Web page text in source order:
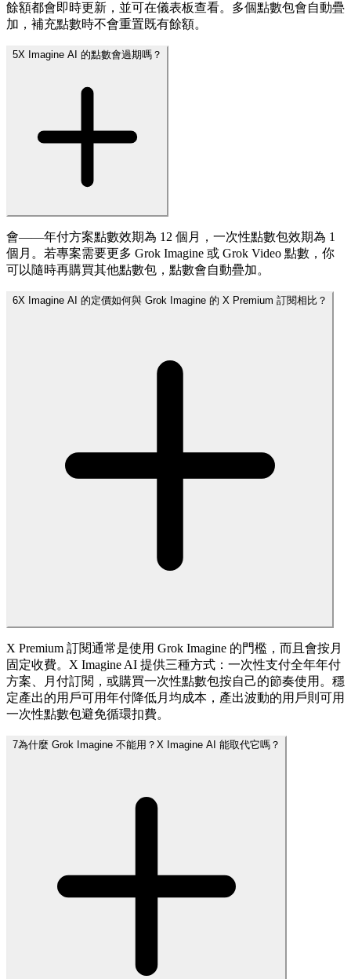
餘額都會即時更新，並可在儀表板查看。多個點數包會自動疊
加，補充點數時不會重置既有餘額。
5X Imagine AI 的點數會過期嗎？
會——年付方案點數效期為 12 個月，一次性點數包效期為 1
個月。若專案需要更多 Grok Imagine 或 Grok Video 點數，你
可以隨時再購買其他點數包，點數會自動疊加。
6X Imagine AI 的定價如何與 Grok Imagine 的 X Premium 訂閱相比？
X Premium 訂閱通常是使用 Grok Imagine 的門檻，而且會按月
固定收費。X Imagine AI 提供三種方式：一次性支付全年年付
方案、月付訂閱，或購買一次性點數包按自己的節奏使用。穩
定產出的用戶可用年付降低月均成本，產出波動的用戶則可用
一次性點數包避免循環扣費。
7為什麼 Grok Imagine 不能用？X Imagine AI 能取代它嗎？